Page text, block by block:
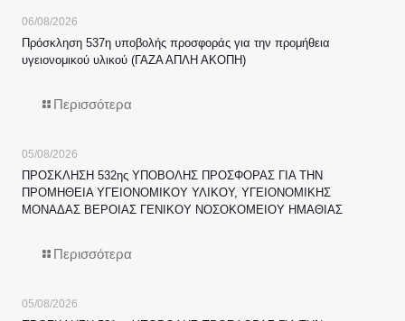
06/08/2026
Πρόσκληση 537η υποβολής προσφοράς για την προμήθεια
υγειονομικού υλικού (ΓΑΖΑ ΑΠΛΗ ΑΚΟΠΗ)
Περισσότερα
05/08/2026
ΠΡΟΣΚΛΗΣΗ 532ης ΥΠΟΒΟΛΗΣ ΠΡΟΣΦΟΡΑΣ ΓΙΑ ΤΗΝ
ΠΡΟΜΗΘΕΙΑ ΥΓΕΙΟΝΟΜΙΚΟΥ ΥΛΙΚΟΥ, ΥΓΕΙΟΝΟΜΙΚΗΣ
ΜΟΝΑΔΑΣ ΒΕΡΟΙΑΣ ΓΕΝΙΚΟΥ ΝΟΣΟΚΟΜΕΙΟΥ ΗΜΑΘΙΑΣ
Περισσότερα
05/08/2026